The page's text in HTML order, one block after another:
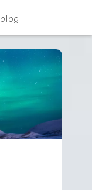
blog